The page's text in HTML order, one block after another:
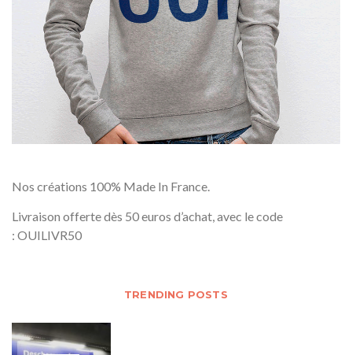
Nos créations 100% Made In France.
Livraison offerte dès 50 euros d’achat, avec le code
: OUILIVR50
TRENDING POSTS